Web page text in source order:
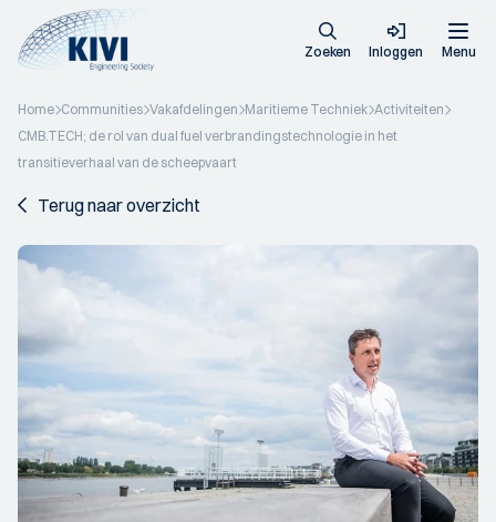
Zoeken Inloggen Menu
Home Communities Vakafdelingen Maritieme Techniek Activiteiten
CMB.TECH; de rol van dual fuel verbrandingstechnologie in het
transitieverhaal van de scheepvaart
Terug naar overzicht